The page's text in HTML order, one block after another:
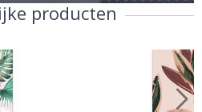
producten